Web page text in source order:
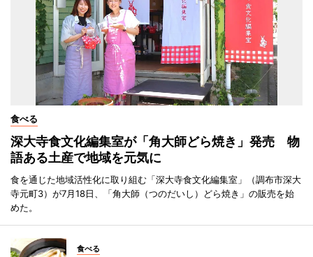
食べる
深大寺食文化編集室が「角大師どら焼き」発売 物
語ある土産で地域を元気に
食を通じた地域活性化に取り組む「深大寺食文化編集室」（調布市深大
寺元町3）が7月18日、「角大師（つのだいし）どら焼き」の販売を始
めた。
食べる